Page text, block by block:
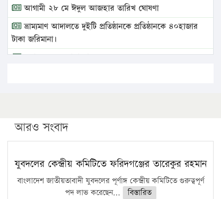
আগামী ২৮ মে ঈদুল আজহার তারিখ ঘোষণা
ভ্রাম্যমাণ আদালতে দুইটি প্রতিষ্ঠানকে প্রতিষ্ঠানকে ৪০হাজার
টাকা জরিমানা।
এবার লঞ্চের ভাড়া বাড়ল
পিএইচডি করছেন কুয়েটের কৃতি…
সারা দেশে বজ্রাঘাতে ১৪ জনের প্রাণহানি
কঠোর হচ্ছে এসএসসি ও এইচএসসি পরীক্ষা
ফরিদগঞ্জে আগুনে পুড়লো ৬ ব্যবসা প্রতিষ্ঠান
আরও সংবাদ
যুবদলের কেন্দ্রীয় কমিটিতে ফরিদগঞ্জের তারেকুর রহমান
বাংলাদেশ জাতীয়তাবাদী যুবদলের পূর্ণাঙ্গ কেন্দ্রীয় কমিটিতে গুরুত্বপূর্ণ
পদ লাভ করেছেন...
বিস্তারিত